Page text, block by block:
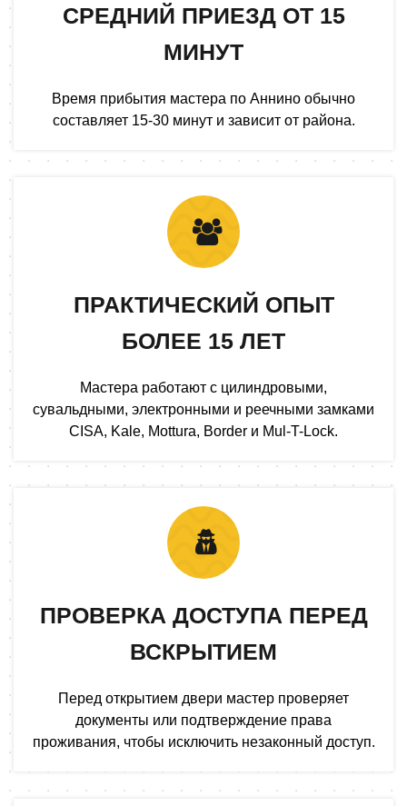
СРЕДНИЙ ПРИЕЗД ОТ 15
МИНУТ
Время прибытия мастера по Аннино обычно
составляет 15-30 минут и зависит от района.
ПРАКТИЧЕСКИЙ ОПЫТ
БОЛЕЕ 15 ЛЕТ
Мастера работают с цилиндровыми,
сувальдными, электронными и реечными замками
CISA, Kale, Mottura, Border и Mul-T-Lock.
ПРОВЕРКА ДОСТУПА ПЕРЕД
ВСКРЫТИЕМ
Перед открытием двери мастер проверяет
документы или подтверждение права
проживания, чтобы исключить незаконный доступ.